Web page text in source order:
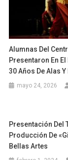
Alumnas Del
Presentaron En
30 Años De Alas
mayo 24, 2026
Presentación Del
Producción De
Bellas Artes